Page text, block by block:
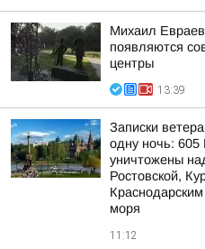
Михаил
появляются
центры
13:39
Записки
одну ночь:
уничтожены
Ростовской,
моря
11:12